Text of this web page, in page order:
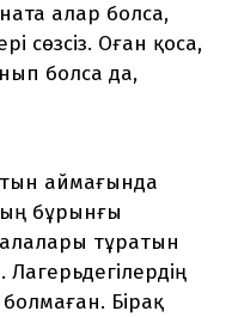
алар болса,
сөзсіз. Оған қоса,
болса да,
аймағында
бұрынғы
тұратын
Бірақ